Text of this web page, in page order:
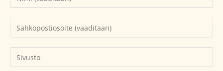
nimesi
tai
käyttäjätunnuksesi
Kirjoita
sähköpostiosoitteesi
kommentoidaksesi
Kirjoita
sivustosi